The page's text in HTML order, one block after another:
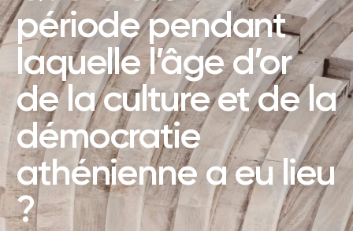
période pendant
laquelle l’âge d’or
de la culture et de la
démocratie
athénienne a eu lieu
?